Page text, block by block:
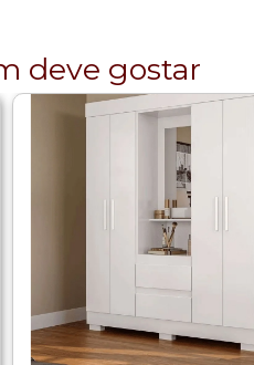
deve gostar